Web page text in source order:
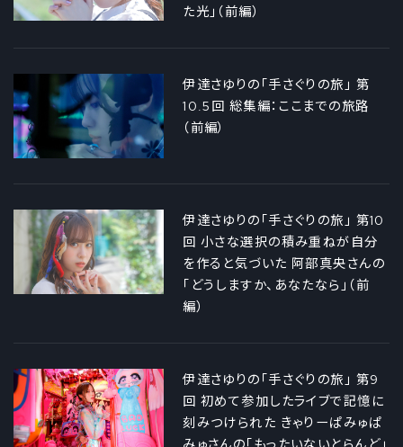
た光」（前編）
伊達さゆりの「手さぐりの旅」 第
10.5回 総集編：ここまでの旅路
（前編）
伊達さゆりの「手さぐりの旅」 第10
回 小さな選択の積み重ねが自分
を作ると気づいた 阿部真央さんの
「どうしますか、あなたなら」（前
編）
伊達さゆりの「手さぐりの旅」 第9
回 初めて参加したライブで記憶に
刻みつけられた きゃりーぱみゅぱ